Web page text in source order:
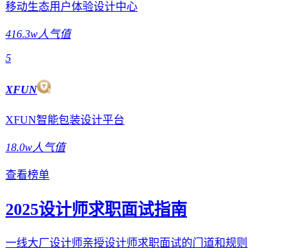
移动生态用户体验设计中心
416.3w人气值
5
XFUN
XFUN智能包装设计平台
18.0w人气值
查看榜单
2025设计师求职面试指南
一线大厂设计师亲授设计师求职面试的门道和规则